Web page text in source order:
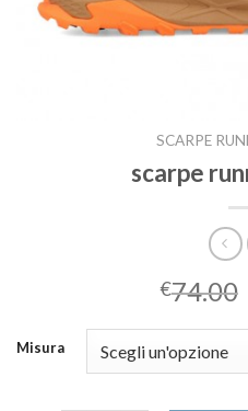
SCARPE
scarpe
€74.00
Misura